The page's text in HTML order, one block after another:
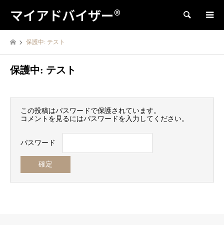
マイアドバイザー® 検索
保護中: テスト
保護中: テスト
この投稿はパスワードで保護されています。
コメントを見るにはパスワードを入力してください。
パスワード